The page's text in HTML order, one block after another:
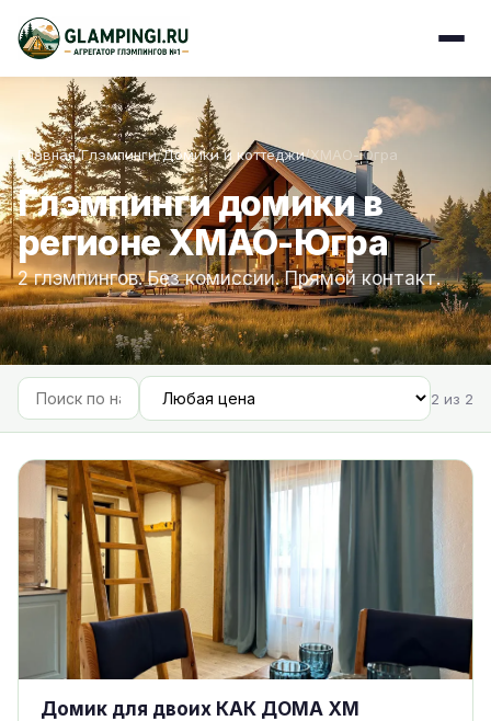
Главная/Глэмпинги/Домики и коттеджи/ХМАО-Югра
Глэмпинги домики в
регионе ХМАО-Югра
2 глэмпингов. Без комиссии. Прямой контакт.
2 из 2
Домик для двоих КАК ДОМА ХМ